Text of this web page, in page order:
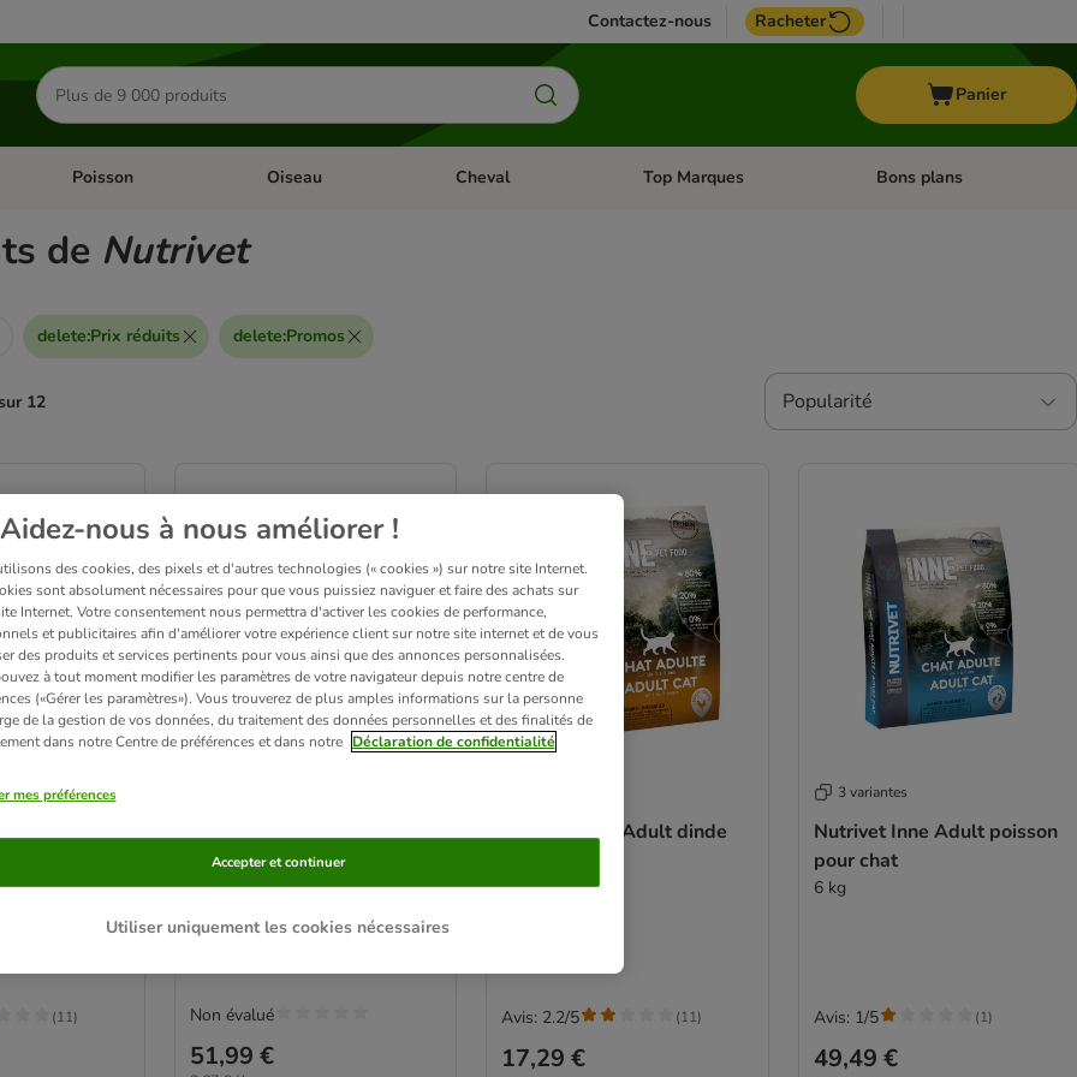
Contactez-nous Racheter
Rechercher
des
produits
Panier
Dérouler les catégories: Rongeur & Co
Poisson Dérouler les catégories: Poisson
Oiseau Dérouler les catégories: Oiseau
Cheval Dérouler les catégories: Cheval
Top Marques Dérouler les catégories: Top
Bons plans
de Nutrivet
delete:Prix réduits delete:Promos
12 Popularité
dinde
(11)
chat
6 kg
51,99 €
Non évalué
Nutrivet Inne Adult dinde
1,5 kg
17,29 €
Avis: 2.2/5 (11)
3 variantes
Nutrivet Inne Adult poisson
pour chat
6 kg
49,49 €
Avis: 1/5 (1)
Aidez-nous à nous améliorer !
des cookies, des pixels et d'autres technologies (« cookies ») sur notre site Internet.
sont absolument nécessaires pour que vous puissiez naviguer et faire des achats sur
Internet. Votre consentement nous permettra d'activer les cookies de performance,
et publicitaires afin d'améliorer votre expérience client sur notre site internet et de vous
des produits et services pertinents pour vous ainsi que des annonces personnalisées.
à tout moment modifier les paramètres de votre navigateur depuis notre centre de
(«Gérer les paramètres»). Vous trouverez de plus amples informations sur la personne
de la gestion de vos données, du traitement des données personnelles et des finalités de
dans notre Centre de préférences et dans notre Déclaration de confidentialité
mes préférences
Utiliser uniquement les cookies nécessaires
Accepter et continuer